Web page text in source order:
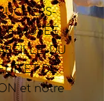
MUSÉE
DU
ET DE
et notre